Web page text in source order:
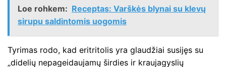
Loe rohkem: Receptas: Varškės blynai su klevų
sirupu saldintomis uogomis
Tyrimas rodo, kad eritritolis yra glaudžiai susijęs su
„didelių nepageidaujamų širdies ir kraujagyslių